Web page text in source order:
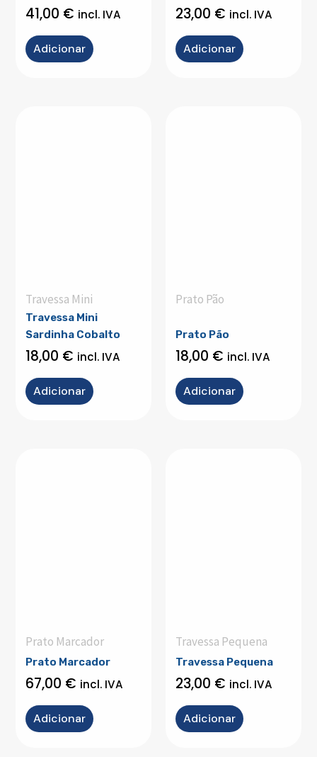
41,00 € incl. IVA
Adicionar
23,00 € incl. IVA
Adicionar
Travessa Mini
Travessa Mini
Sardinha Cobalto
18,00 € incl. IVA
Adicionar
Prato Pão
Prato Pão
18,00 € incl. IVA
Adicionar
Prato Marcador
Prato Marcador
67,00 € incl. IVA
Adicionar
Travessa Pequena
Travessa Pequena
23,00 € incl. IVA
Adicionar